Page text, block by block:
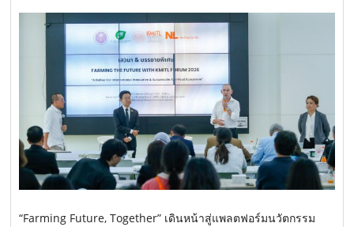
“Farming Future, Together” เดินหน้าสู่แพลตฟอร์มนวัตกรรม